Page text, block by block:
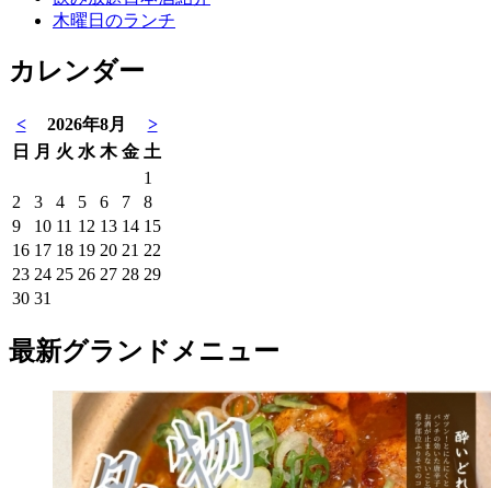
木曜日のランチ
カレンダー
< 2026年8月
>
日
月 火 水 木 金 土
1
2
3 4 5 6 7
8
9
10 11 12 13 14 15
16 17 18 19 20 21 22
23 24 25 26 27 28 29
30 31
最新グランドメニュー